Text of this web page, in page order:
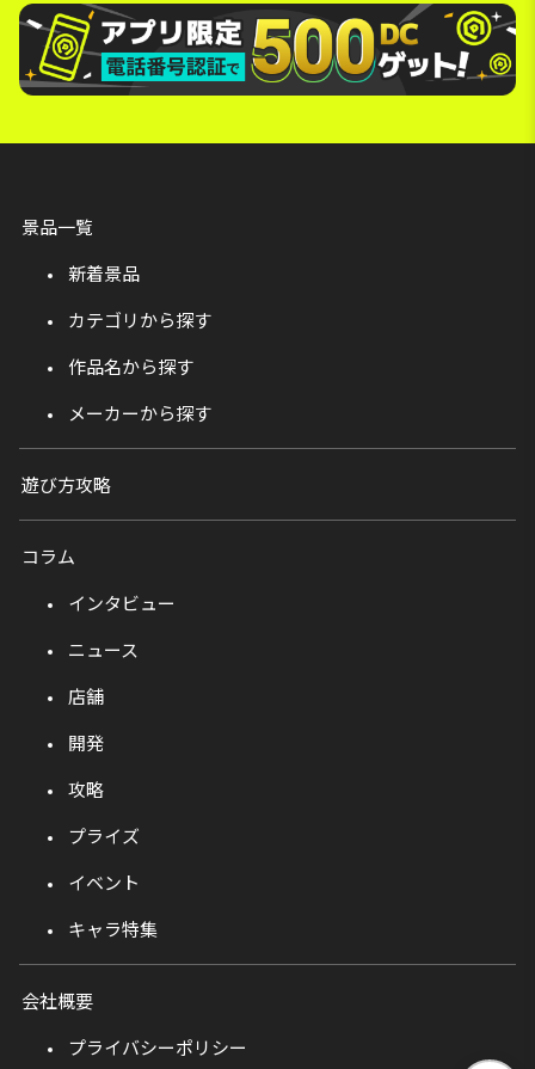
景品一覧
新着景品
カテゴリから探す
作品名から探す
メーカーから探す
遊び方攻略
コラム
インタビュー
ニュース
店舗
開発
攻略
プライズ
イベント
キャラ特集
会社概要
プライバシーポリシー